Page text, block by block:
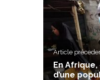
Article
En
d’une